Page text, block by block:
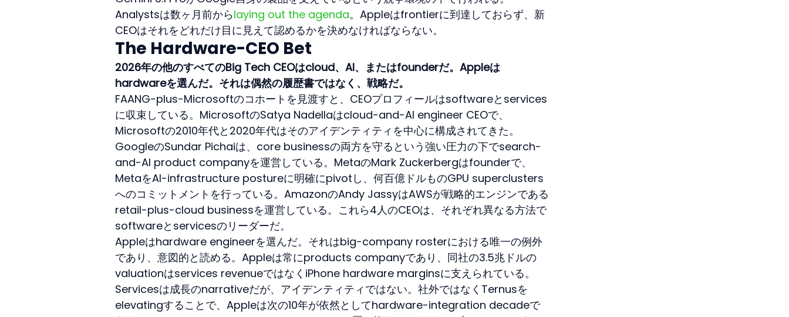
Analystsは数ヶ月前からlaying out the agenda。Appleはfrontierに到達しておらず、新
CEOはそれをどれだけ目に見えて認めるかを決めなければならない。
The Hardware-CEO Bet
2026年の他のすべてのBig Tech CEOはcloud、AI、またはfounderだ。Appleは
hardwareを選んだ。それは偶然の履歴書ではなく、戦略だ。
FAANG-plus-Microsoftのコホートを見渡すと、CEOプロフィールはsoftwareとservices
に収束している。MicrosoftのSatya Nadellaはcloud-and-AI engineer CEOで、
Microsoftの2010年代と2020年代はそのアイデンティティを中心に構成されてきた。
GoogleのSundar Pichaiは、core businessの両方を守るという強い圧力の下でsearch-
and-AI product companyを運営している。MetaのMark Zuckerbergはfounderで、
MetaをAI-infrastructure postureに明確にpivotし、何百億ドルものGPU superclusters
へのコミットメントを行っている。AmazonのAndy JassyはAWSが戦略的エンジンである
retail-plus-cloud businessを運営している。これら4人のCEOは、それぞれ異なる方法で
softwareとservicesのリーダーだ。
Appleはhardware engineerを選んだ。それはbig-company rosterにおける唯一の例外
であり、意図的と読める。Appleは常にproducts companyであり、同社の3.5兆ドルの
valuationはservices revenueではなくiPhone hardware marginsに支えられている。
Servicesは成長のnarrativeだが、アイデンティティではない。社外ではなくTernusを
elevatingすることで、Appleは次の10年が依然としてhardware-integration decadeで